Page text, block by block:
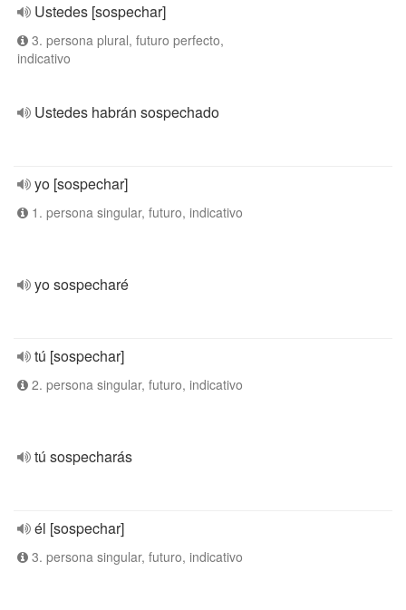
Ustedes [sospechar]
3. persona plural, futuro perfecto,
indicativo
Ustedes habrán sospechado
yo [sospechar]
1. persona singular, futuro, indicativo
yo sospecharé
tú [sospechar]
2. persona singular, futuro, indicativo
tú sospecharás
él [sospechar]
3. persona singular, futuro, indicativo